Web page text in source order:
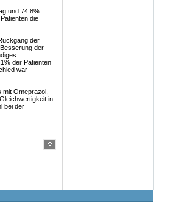
und 74.8%
die
der
der
der Patienten
war
Omeprazol,
in
bei der